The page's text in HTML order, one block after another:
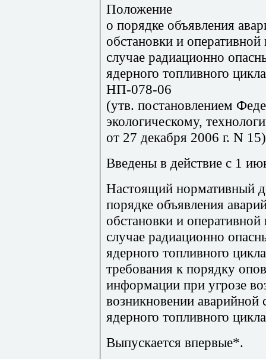
Положение
о порядке объявления
обстановки и
случае радиационно
ядерного топливного цикла
НП-078-06
(утв. постановлением
экологическому,
от 27 декабря 2006 г. N 15)
Введены в действие с 1
Настоящий нормативный
порядке объявления
обстановки и
случае радиационно
ядерного топливного
требования к порядку
информации при угрозе
возникновении аварийной
ядерного топливного
Выпускается впервые*.